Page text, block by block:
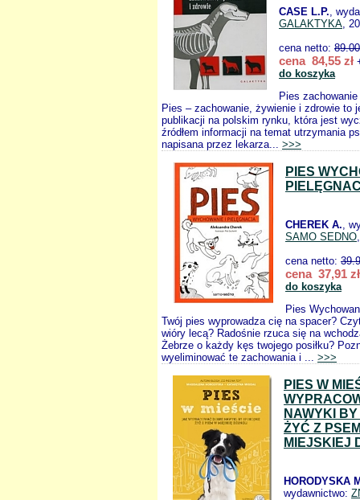
CASE L.P.,
GALAKTYKA,
cena netto: 89.00
cena 84,55 zł
do koszyka
Pies
Pies – zachowanie, żywienie i zdrowie to
publikacji na polskim rynku, która jest
źródłem informacji na temat utrzymania
napisana przez lekarza... >>>
PIES
CHEREK A.,
SAMO SEDNO
cena netto:
cena 37,91 zł
do koszyka
Pies
Twój pies wyprowadza cię na spacer?
wióry lecą? Radośnie rzuca się na
Żebrze o każdy kęs twojego posiłku?
wyeliminować te zachowania i ... >>>
PIES W
NAWYKI
ŻYĆ Z
MIEJSKIEJ
HORODYSKA
wydawnictwo: